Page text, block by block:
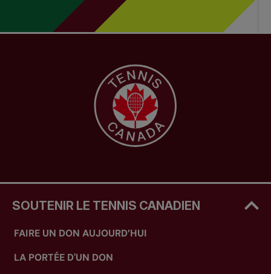
SOUTENIR LE TENNIS CANADIEN
FAIRE UN DON AUJOURD’HUI
LA PORTÉE D'UN DON